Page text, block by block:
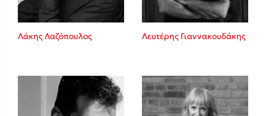
Λάκης Λαζόπουλος Λευτέρης Γιαννακουδάκης